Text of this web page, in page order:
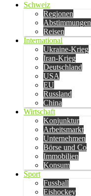
Schweiz
Regionen
Abstimmungen
Reisen
International
Ukraine-Krieg
Iran-Krieg
Deutschland
USA
EU
Russland
China
Wirtschaft
Konjunktur
Arbeitsmarkt
Unternehmen
Börse und Co
Immobilien
Konsum
Sport
Fussball
Eishockey